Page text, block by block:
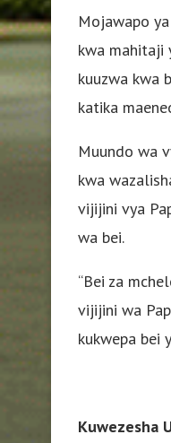
Mojawapo
kwa mahitaji
kuuzwa kwa
katika
Muundo wa
kwa
vijijini vya
wa bei.
“Bei za
vijijini wa
kukwepa bei
Kuwezesha